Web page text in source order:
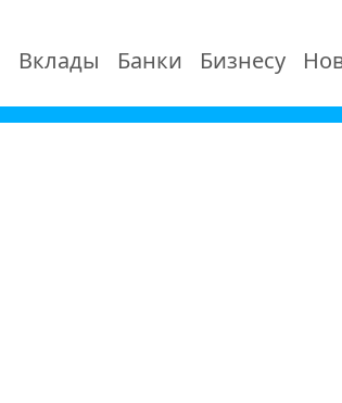
Вклады Банки Бизнесу